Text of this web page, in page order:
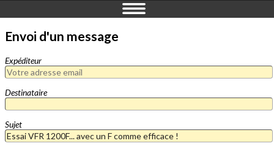
Envoi d'un message
Expéditeur
Destinataire
Sujet